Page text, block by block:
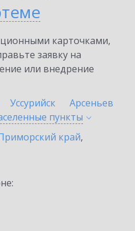
карточками,
заявку на
или внедрение
Уссурийск
Арсеньев
пункты
край,